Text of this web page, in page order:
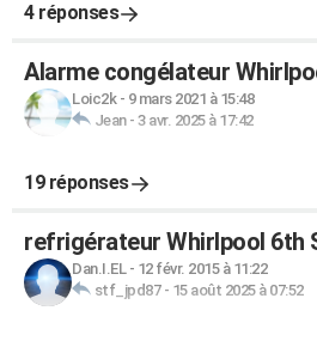
4 réponses
Alarme congélateur
Loic2k- 9 mars 2021 à 15:48
Jean- 3 avr. 2025 à 17:42
19 réponses
refrigérateur Whirlpool 6th
Dan.I.EL- 12 févr. 2015 à 11:22
stf_jpd87- 15 août 2025 à 07:52